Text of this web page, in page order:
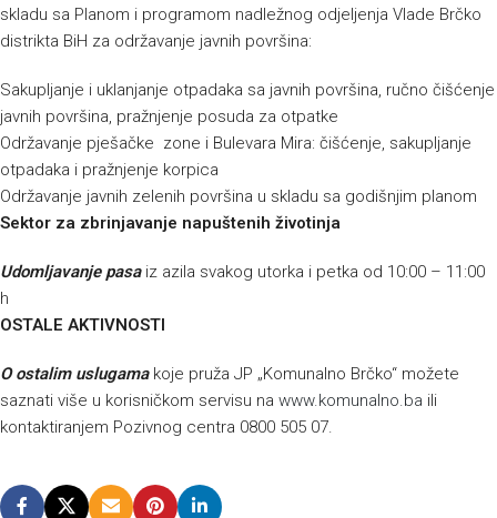
skladu sa Planom i programom nadležnog odjeljenja Vlade Brčko
distrikta BiH za održavanje javnih površina:
Sakupljanje i uklanjanje otpadaka sa javnih površina, ručno čišćenje
javnih površina, pražnjenje posuda za otpatke
Održavanje pješačke zone i Bulevara Mira: čišćenje, sakupljanje
otpadaka i pražnjenje korpica
Održavanje javnih zelenih površina u skladu sa godišnjim planom
Sektor za zbrinjavanje napuštenih životinja
Udomljavanje pasaiz azila svakog utorka i petka od 10:00 – 11:00
h
OSTALE AKTIVNOSTI
O ostalim uslugamakoje pruža JP „Komunalno Brčko“ možete
saznati više u korisničkom servisu na www.komunalno.ba ili
kontaktiranjem Pozivnog centra 0800 505 07.